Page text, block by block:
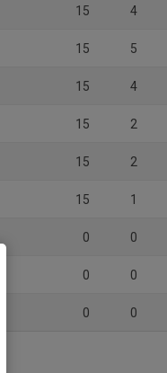
15 4
15 5
15 4
15 2
15 2
15 1
0 0
0 0
0 0